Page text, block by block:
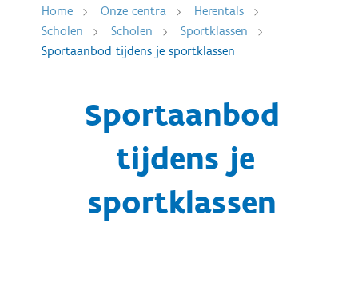
Home Onze centra
Herentals
Scholen
Scholen
Sportklassen
Sportaanbod tijdens je sportklassen
Sportaanbod
tijdens je
sportklassen